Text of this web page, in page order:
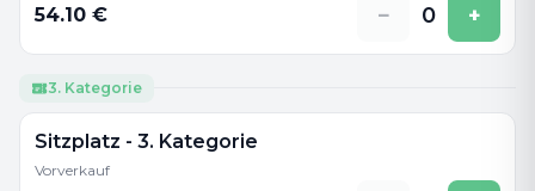
54.10 € − 0 +
3. Kategorie
Sitzplatz - 3. Kategorie
Vorverkauf